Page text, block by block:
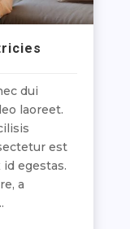
dui
laoreet.
est
egestas.
a